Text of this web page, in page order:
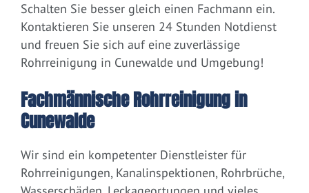
Schalten Sie besser gleich einen Fachmann ein.
Kontaktieren Sie unseren 24 Stunden Notdienst
und freuen Sie sich auf eine zuverlässige
Rohrreinigung in Cunewalde und Umgebung!
Fachmännische Rohrreinigung in
Cunewalde
Wir sind ein kompetenter Dienstleister für
Rohrreinigungen, Kanalinspektionen, Rohrbrüche,